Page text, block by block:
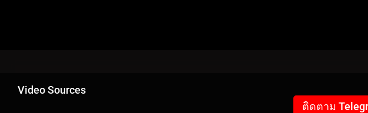
Video Sources
ติดตาม